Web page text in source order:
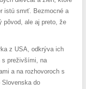
istú smrť. Bezmocné a
pôvod, ale aj preto, že
z USA, odkrýva ich
s preživšími, na
a na rozhovoroch s
Slovenska do